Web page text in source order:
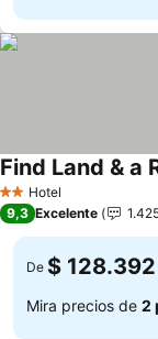
2 Estrellas
Hotel
Find Land & a
9,3 Excelente
De $ 128.392
Mira precios de 2